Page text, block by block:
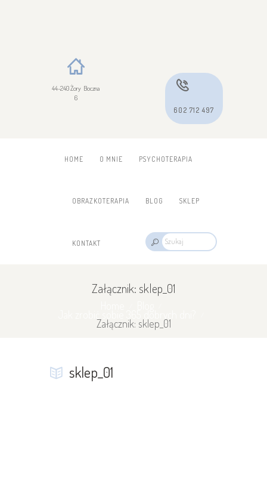
44-240 Żory Boczna
6
602 712 497
HOME O MNIE PSYCHOTERAPIA
OBRAZKOTERAPIA BLOG SKLEP
KONTAKT
Załącznik: sklep_01
Załącznik: sklep_01
sklep_01